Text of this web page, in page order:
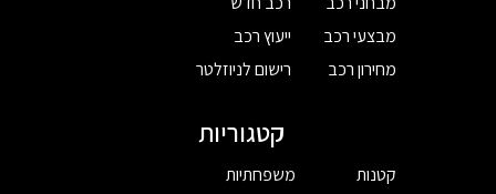
מבצעי רכב
מחירון רכב
ייעוץ רכב
רישום לניוזלטר
קטגוריות
קטנות
משפחתיות